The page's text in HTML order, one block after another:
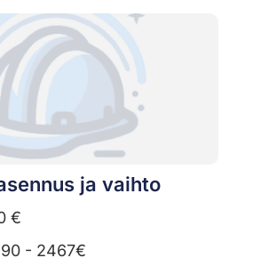
ja vaihto
€
- 2467€